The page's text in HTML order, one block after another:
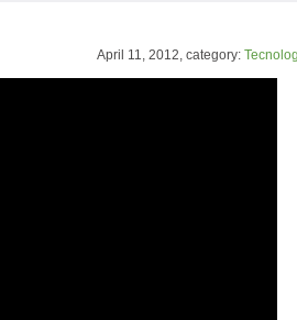
April 11, 2012, category: